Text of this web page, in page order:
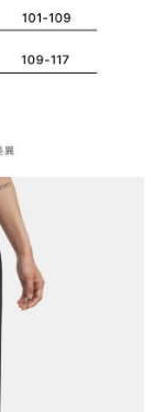
及更正。
「AFTEE先享後付
home
關給付款項請求債
意方可使用
公司不負相關責
狀況，依本公司即
公司將視審查結果
惡意使用之情形，
取法律行動。